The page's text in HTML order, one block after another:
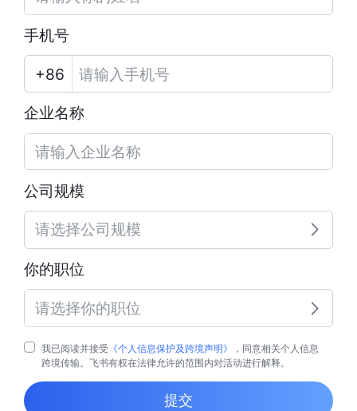
手机号
企业名称
公司规模
请选择公司规模
你的职位
请选择你的职位
我已阅读并接受 《个人信息保护及跨境声明》
，同意相关个人信息
跨境传输。飞书有权在法律允许的范围内对活动进行解释。
提交